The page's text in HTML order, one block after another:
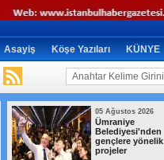
Asayiş Köşe Yazıları KÜNYE
05 Ağustos 2026
Ümraniye
Belediyesi'nden
gençlere yönelik
projeler